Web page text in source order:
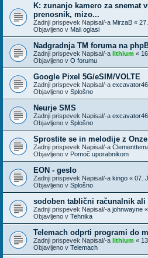
K: zunanjo kamero za snemat
prenosnik, mizo...
Zadnji prispevek Napisal/-a MirzaB «
Objavljeno v Mali oglasi
Nadgradnja TM foruma na
Zadnji prispevek Napisal/-a lithium «
Objavljeno v O forumu
Google Pixel 5G/eSIM/VOLTE
Zadnji prispevek Napisal/-a
Objavljeno v Splošno
Neurje SMS
Zadnji prispevek Napisal/-a
Objavljeno v Splošno
Sprostite se in melodije z
Zadnji prispevek Napisal/-a
Objavljeno v Pomoč uporabnikom
EON - geslo
Zadnji prispevek Napisal/-a kingo « 07.
Objavljeno v Splošno
sodoben tablični računalnik
Zadnji prispevek Napisal/-a johnwayne «
Objavljeno v Tehnika
Telemach odprti programi do
Zadnji prispevek Napisal/-a lithium «
Objavljeno v Telemach